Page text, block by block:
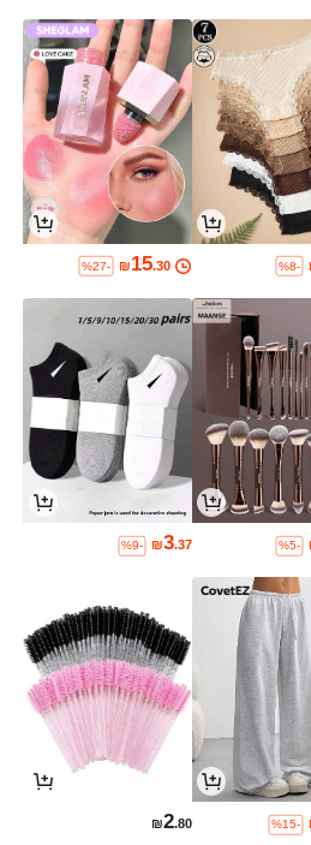
%8-
₪15.30
%27-
%5-
₪3.37
%9-
%15-
₪2.80